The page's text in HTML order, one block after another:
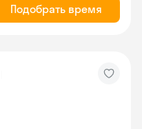
Подобрать время